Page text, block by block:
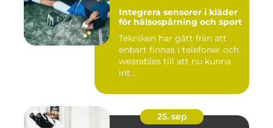
Integrera sensorer i kläder
för hälsospårning och sport
Tekniken har gått från att
enbart finnas i telefoner och
wearables till att nu kunna
int...
25. sep